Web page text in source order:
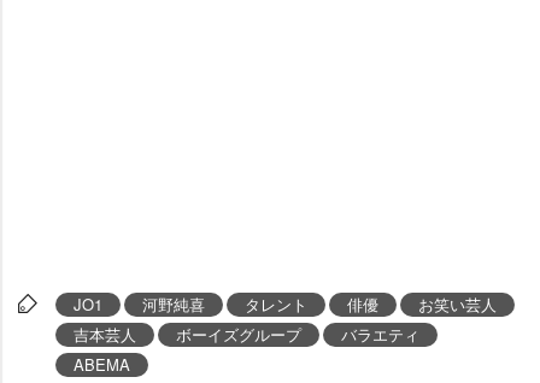
JO1 河野純喜 タレント 俳優
お笑い芸人
吉本芸人
ボーイズグループ
バラエティ
ABEMA